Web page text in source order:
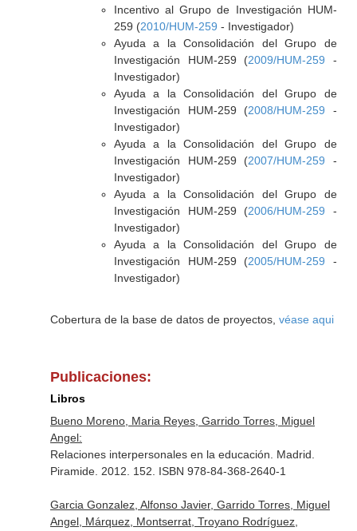
Incentivo al Grupo de Investigación HUM-
259 (2010/HUM-259 - Investigador)
Ayuda a la Consolidación del Grupo de
Investigación HUM-259 (2009/HUM-259 -
Investigador)
Ayuda a la Consolidación del Grupo de
Investigación HUM-259 (2008/HUM-259 -
Investigador)
Ayuda a la Consolidación del Grupo de
Investigación HUM-259 (2007/HUM-259 -
Investigador)
Ayuda a la Consolidación del Grupo de
Investigación HUM-259 (2006/HUM-259 -
Investigador)
Ayuda a la Consolidación del Grupo de
Investigación HUM-259 (2005/HUM-259 -
Investigador)
Cobertura de la base de datos de proyectos, véase aqui
Publicaciones:
Libros
Bueno Moreno, Maria Reyes, Garrido Torres, Miguel
Angel:
Relaciones interpersonales en la educación. Madrid.
Piramide. 2012. 152. ISBN 978-84-368-2640-1
Garcia Gonzalez, Alfonso Javier, Garrido Torres, Miguel
Angel, Márquez, Montserrat, Troyano Rodríguez,